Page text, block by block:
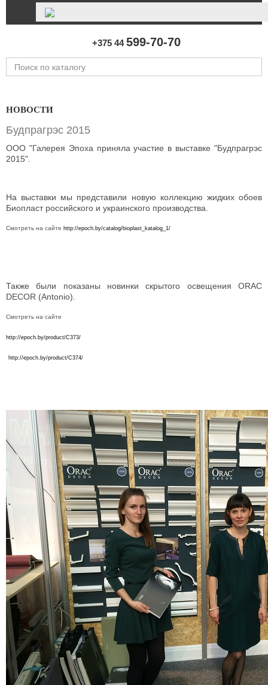
+375 44599-70-70
НОВОСТИ
Будпрагрэс 2015
ООО "Галерея Эпоха приняла участие в выставке "Будпрагрэс
2015".
На выставки мы представили новую коллекцию жидких обоев
Биопласт российского и украинского производства.
Смотреть на сайте http://epoch.by/catalog/bioplast_katalog_1/
Также были показаны новинки скрытого освещения ORAC
DECOR (Antonio).
Смотреть на сайте
http://epoch.by/product/C373/
http://epoch.by/product/C374/